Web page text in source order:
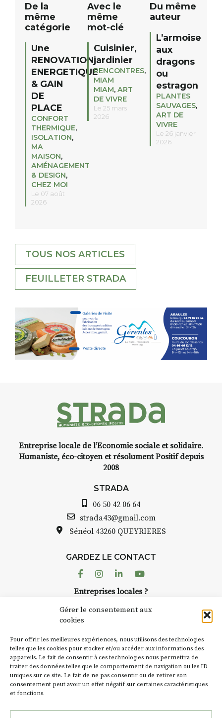
Gérer le consentement aux
cookies
Pour offrir les meilleures expériences, nous utilisons des technologies
telles que les cookies pour stocker et/ou accéder aux informations des
appareils. Le fait de consentir à ces technologies nous permettra de
traiter des données telles que le comportement de navigation ou les ID
uniques sur ce site. Le fait de ne pas consentir ou de retirer son
consentement peut avoir un effet négatif sur certaines caractéristiques
et fonctions.
De la
même
catégorie
Une
RENOVATION
ENERGETIQUE
& GAIN
DE
PLACE
CONFORT
THERMIQUE,
ISOLATION,
MA
MAISON,
AMÉNAGEMENT
& DESIGN,
CHEZ MOI
Le 07 août
2026
Avec le
même
mot-clé
Cuisinier,
jardinier
RENCONTRES,
MIAM
MIAM, ART
DE VIVRE
Le 25 mars
2026
Du même
auteur
L’armoise
aux
dragons
ou
estragon
PLANTES
SAUVAGES,
ART DE
VIVRE
Le 26 janvier
2026
TOUS NOS ARTICLES
FEUILLETER STRADA
Entreprise locale de l’Economie sociale et solidaire.
Humaniste, éco-citoyen et résolument Positif depuis
2008
STRADA
06 50 42 06 64
strada43@gmail.com
Sénéol 43260 QUEYRIERES
GARDEZ LE CONTACT
FacebookInstagram
LinkedinYoutube
Entreprises locales ?
Suivez toute l'actu de Strada